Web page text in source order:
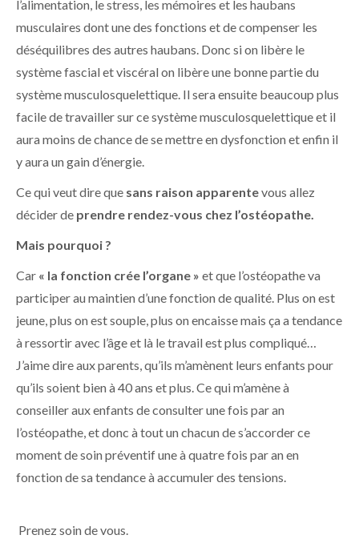
l’alimentation, le stress, les mémoires et les haubans
musculaires dont une des fonctions et de compenser les
déséquilibres des autres haubans. Donc si on libère le
système fascial et viscéral on libère une bonne partie du
système musculosquelettique. Il sera ensuite beaucoup plus
facile de travailler sur ce système musculosquelettique et il
aura moins de chance de se mettre en dysfonction et enfin il
y aura un gain d’énergie.
Ce qui veut dire que sans raison apparentevous allez
décider de prendre rendez-vous chez l’ostéopathe.
Mais pourquoi ?
Car « la fonction crée l’organe » et que l’ostéopathe va
participer au maintien d’une fonction de qualité. Plus on est
jeune, plus on est souple, plus on encaisse mais ça a tendance
à ressortir avec l’âge et là le travail est plus compliqué…
J’aime dire aux parents, qu’ils m’amènent leurs enfants pour
qu’ils soient bien à 40 ans et plus. Ce qui m’amène à
conseiller aux enfants de consulter une fois par an
l’ostéopathe, et donc à tout un chacun de s’accorder ce
moment de soin préventif une à quatre fois par an en
fonction de sa tendance à accumuler des tensions.
Prenez soin de vous.